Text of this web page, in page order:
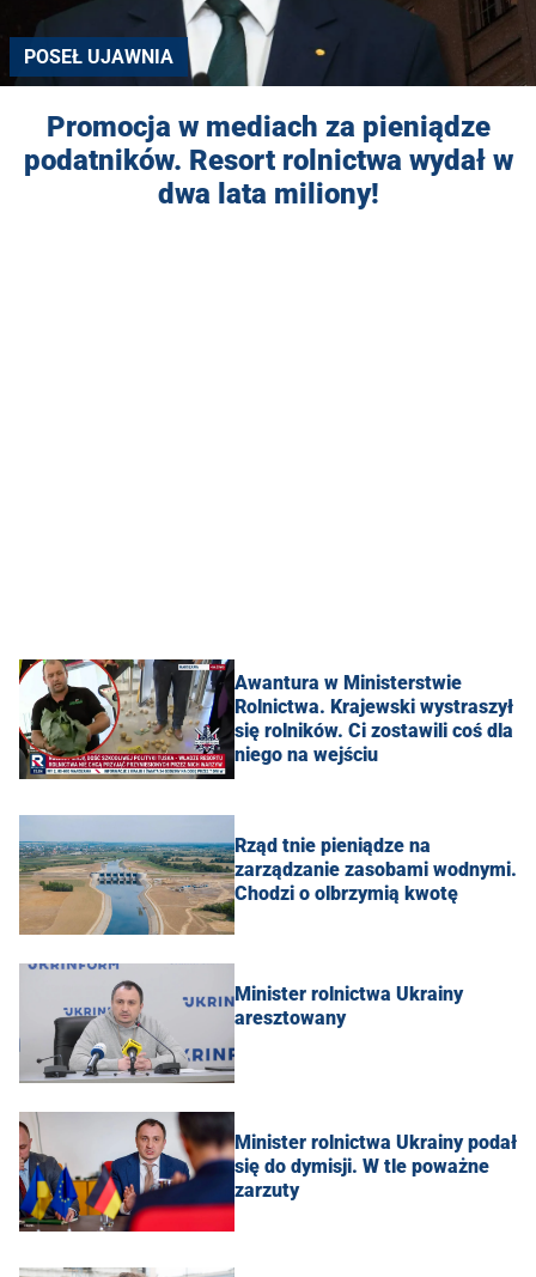
POSEŁ UJAWNIA
Promocja w mediach za pieniądze
podatników. Resort rolnictwa wydał w
dwa lata miliony!
Awantura w Ministerstwie
Rolnictwa. Krajewski wystraszył
się rolników. Ci zostawili coś dla
niego na wejściu
Rząd tnie pieniądze na
zarządzanie zasobami wodnymi.
Chodzi o olbrzymią kwotę
Minister rolnictwa Ukrainy
aresztowany
Minister rolnictwa Ukrainy podał
się do dymisji. W tle poważne
zarzuty